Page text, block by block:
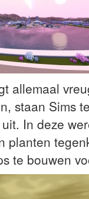
allemaal
staan Sims
In deze
planten
te bouwen